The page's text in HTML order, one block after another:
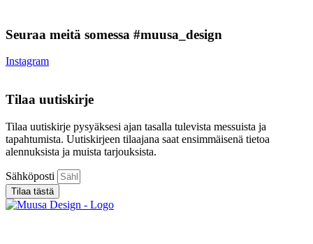
Seuraa meitä somessa #muusa_design
Instagram
Tilaa uutiskirje
Tilaa uutiskirje pysyäksesi ajan tasalla tulevista messuista ja
tapahtumista. Uutiskirjeen tilaajana saat ensimmäisenä tietoa
alennuksista ja muista tarjouksista.
Sähköposti
Tilaa tästä